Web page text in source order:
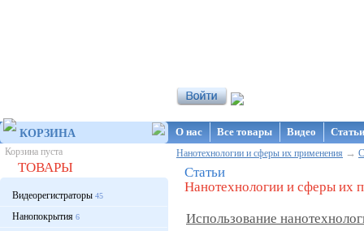
КОРЗИНА
Корзина пуста
ТОВАРЫ
Видеорегистраторы 45
Нанопокрытия 6
О нас Все товары Видео
Нанотехнологии и сферы их применения →
Статьи
Нанотехнологии и сферы их
Использование